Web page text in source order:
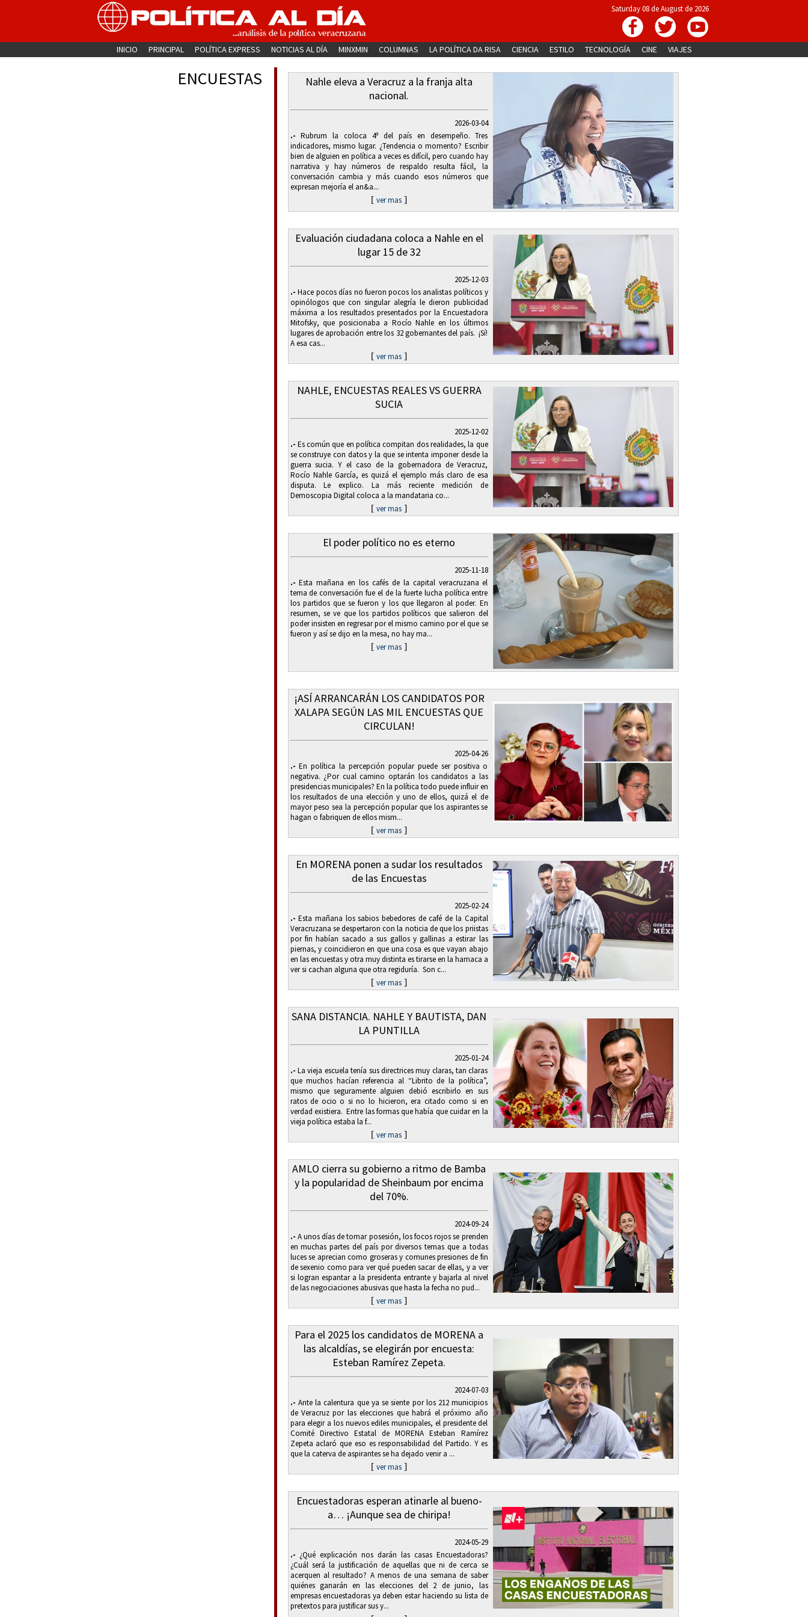
Saturday 08 de August de 2026
INICIO PRINCIPAL POLÍTICA EXPRESS NOTICIAS AL DÍA MINXMIN COLUMNAS LA POLÍTICA DA RISA CIENCIA ESTILO TECNOLOGÍA CINE VIAJES
ENCUESTAS
Nahle eleva a Veracruz a la franja alta
nacional.
2026-03-04
.- Rubrum la coloca 4ª del país en desempeño. Tres
indicadores, mismo lugar. ¿Tendencia o momento? Escribir
bien de alguien en política a veces es difícil, pero cuando hay
narrativa y hay números de respaldo resulta fácil, la
conversación cambia y más cuando esos números que
expresan mejoría el an&a...
[ ver mas ]
Evaluación ciudadana coloca a Nahle en el
lugar 15 de 32
2025-12-03
.- Hace pocos días no fueron pocos los analistas políticos y
opinólogos que con singular alegría le dieron publicidad
máxima a los resultados presentados por la Encuestadora
Mitofsky, que posicionaba a Rocío Nahle en los últimos
lugares de aprobación entre los 32 gobernantes del país. ¡Sí!
A esa cas...
[ ver mas ]
NAHLE, ENCUESTAS REALES VS GUERRA
SUCIA
2025-12-02
.- Es común que en política compitan dos realidades, la que
se construye con datos y la que se intenta imponer desde la
guerra sucia. Y el caso de la gobernadora de Veracruz,
Rocío Nahle García, es quizá el ejemplo más claro de esa
disputa. Le explico. La más reciente medición de
Demoscopia Digital coloca a la mandataria co...
[ ver mas ]
El poder político no es eterno
2025-11-18
.- Esta mañana en los cafés de la capital veracruzana el
tema de conversación fue el de la fuerte lucha política entre
los partidos que se fueron y los que llegaron al poder. En
resumen, se ve que los partidos políticos que salieron del
poder insisten en regresar por el mismo camino por el que se
fueron y así se dijo en la mesa, no hay ma...
[ ver mas ]
¡ASÍ ARRANCARÁN LOS CANDIDATOS POR
XALAPA SEGÚN LAS MIL ENCUESTAS QUE
CIRCULAN!
2025-04-26
.- En política la percepción popular puede ser positiva o
negativa. ¿Por cual camino optarán los candidatos a las
presidencias municipales? En la política todo puede influir en
los resultados de una elección y uno de ellos, quizá el de
mayor peso sea la percepción popular que los aspirantes se
hagan o fabriquen de ellos mism...
[ ver mas ]
En MORENA ponen a sudar los resultados
de las Encuestas
2025-02-24
.- Esta mañana los sabios bebedores de café de la Capital
Veracruzana se despertaron con la noticia de que los priistas
por fin habían sacado a sus gallos y gallinas a estirar las
piernas, y coincidieron en que una cosa es que vayan abajo
en las encuestas y otra muy distinta es tirarse en la hamaca a
ver si cachan alguna que otra regiduría. Son c...
[ ver mas ]
SANA DISTANCIA. NAHLE Y BAUTISTA, DAN
LA PUNTILLA
2025-01-24
.- La vieja escuela tenía sus directrices muy claras, tan claras
que muchos hacían referencia al “Librito de la política”,
mismo que seguramente alguien debió escribirlo en sus
ratos de ocio o si no lo hicieron, era citado como si en
verdad existiera. Entre las formas que había que cuidar en la
vieja política estaba la f...
[ ver mas ]
AMLO cierra su gobierno a ritmo de Bamba
y la popularidad de Sheinbaum por encima
del 70%.
2024-09-24
.- A unos días de tomar posesión, los focos rojos se prenden
en muchas partes del país por diversos temas que a todas
luces se aprecian como groseras y comunes presiones de fin
de sexenio como para ver qué pueden sacar de ellas, y a ver
si logran espantar a la presidenta entrante y bajarla al nivel
de las negociaciones abusivas que hasta la fecha no pud...
[ ver mas ]
Para el 2025 los candidatos de MORENA a
las alcaldías, se elegirán por encuesta:
Esteban Ramírez Zepeta.
2024-07-03
.- Ante la calentura que ya se siente por los 212 municipios
de Veracruz por las elecciones que habrá el próximo año
para elegir a los nuevos ediles municipales, el presidente del
Comité Directivo Estatal de MORENA Esteban Ramírez
Zepeta aclaró que eso es responsabilidad del Partido. Y es
que la caterva de aspirantes se ha dejado venir a ...
[ ver mas ]
Encuestadoras esperan atinarle al bueno-
a… ¡Aunque sea de chiripa!
2024-05-29
.- ¿Qué explicación nos darán las casas Encuestadoras?
¿Cuál será la justificación de aquellas que ni de cerca se
acerquen al resultado? A menos de una semana de saber
quiénes ganarán en las elecciones del 2 de junio, las
empresas encuestadoras ya deben estar haciendo su lista de
pretextos para justificar sus y...